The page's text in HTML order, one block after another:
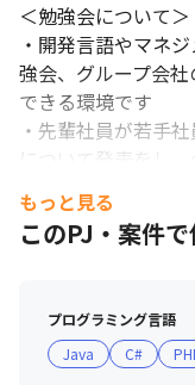
＜勉強会について＞
・開発言語やマネ
強会、グループ会
できる環境です
・先輩社員が若手
について発表をし
いただける場を設け
＜交流会について＞
行うなど、社内の
・年に1回、社員総
もっと見る
このPJ・案件
プログラミング言語
Java
C#